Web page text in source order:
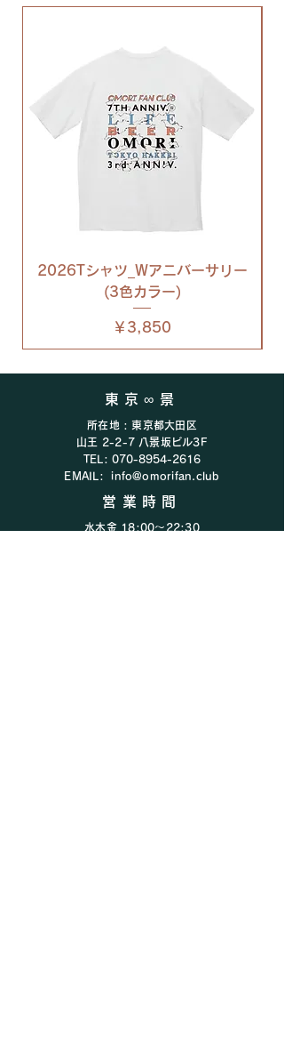
2026Tシャツ_Wアニバーサリー
(3色カラー)
価格
￥3,850
東京∞景
所在地 : 東京都大田区
山王 2-2-7 八景坂ビル3F
TEL:070-8954-2616
EMAIL: info@omorifan.club
営業時間
水木金 18:00〜22:30